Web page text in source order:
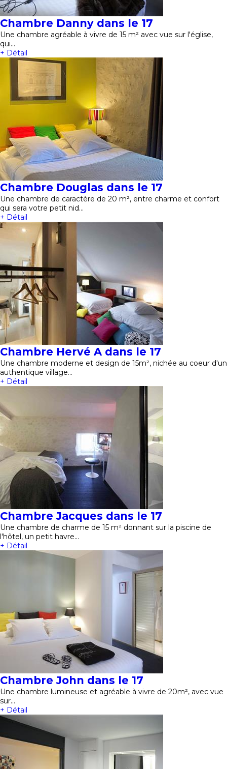
Chambre Danny dans le 17
Une chambre agréable à vivre de 15 m² avec vue sur l'église,
qui…
+ Détail
Chambre Douglas dans le 17
Une chambre de caractère de 20 m², entre charme et confort
qui sera votre petit nid…
+ Détail
Chambre Hervé A dans le 17
Une chambre moderne et design de 15m², nichée au coeur d'un
authentique village…
+ Détail
Chambre Jacques dans le 17
Une chambre de charme de 15 m² donnant sur la piscine de
l'hôtel, un petit havre…
+ Détail
Chambre John dans le 17
Une chambre lumineuse et agréable à vivre de 20m², avec vue
sur…
+ Détail